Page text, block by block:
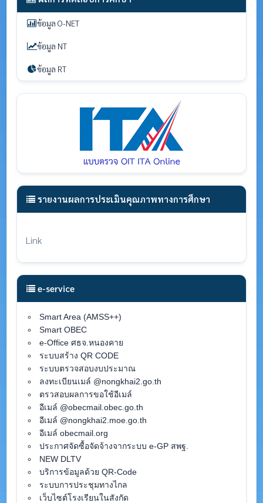
ข้อมูล O-NET
ข้อมูล NT
ข้อมูล RT
รายงานผลการประเมินคุณภาพทางการศึกษา
Link
e-service
Smart Area (AMSS++)
Smart OBEC
e-Office ศธจ.หนองคาย
ระบบสร้าง QR CODE
ระบบตรวจสอบงบประมาณ
ลงทะเบียนเมล์ @nongkhai2.go.th
ตรวสอบผลการขอใช้อีเมล์
อีเมล์ @obecmail.obec.go.th
อีเมล์ @nongkhai2.moe.go.th
อีเมล์ obecmail.org
ประกาศจัดซื้อจัดจ้างจากระบบ e-GP สพฐ.
NEW DLTV
บริการข้อมูลด้วย QR-Code
ระบบการประชุมทางไกล
เว็บไซต์โรงเรียนในสังกัด